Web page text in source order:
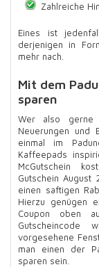
Zahlreiche
Eines ist
derjenigen in
mehr nach.
Mit dem
sparen
Wer also
Neuerungen und
einmal im
Kaffeepads
McGutschein
Gutschein
einen saftigen
Hierzu genügen
Coupon oben
vorgesehene
man einen der
sparen sein.